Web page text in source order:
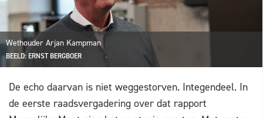
Wethouder Arjan Kampman
BEELD: ERNST BERGBOER
De echo daarvan is niet weggestorven. Integendeel. In
de eerste raadsvergadering over dat rapport